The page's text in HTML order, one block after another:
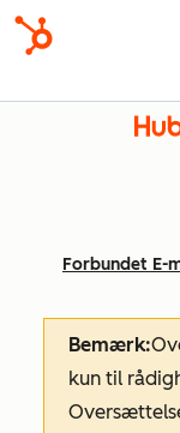
Forbundet E-
Bemærk:
kun til